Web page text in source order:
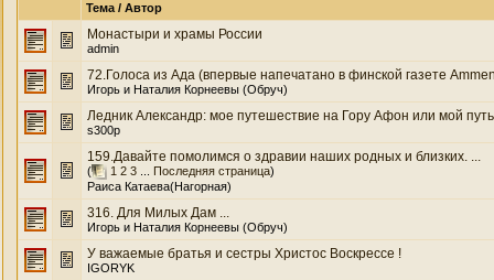
Тема / Автор
Монастыри и храмы России
admin
72.Голоса из Ада (впервые напечатано в финской газете
Игорь и Наталия Корнеевы (Обруч)
Ледник Александр: мое путешествие на Гору Афон или мой
s300p
159.Давайте помолимся о здравии наших родных и близких. ...
( 1 2 3 Последняя страница)
Раиса Катаева(Нагорная)
316. Для Милых Дам ...
Игорь и Наталия Корнеевы (Обруч)
У важаемые братья и сестры Христос Воскрессе !
IGORYK